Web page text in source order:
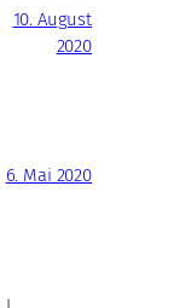
10. August
2020
6. Mai 2020